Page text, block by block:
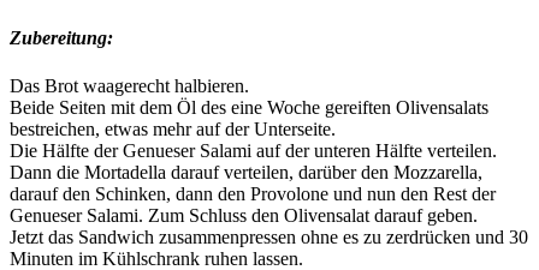
Zubereitung:
Das Brot waagerecht halbieren.
Beide Seiten mit dem Öl des eine Woche gereiften Olivensalats
bestreichen, etwas mehr auf der Unterseite.
Die Hälfte der Genueser Salami auf der unteren Hälfte verteilen.
Dann die Mortadella darauf verteilen, darüber den Mozzarella,
darauf den Schinken, dann den Provolone und nun den Rest der
Genueser Salami. Zum Schluss den Olivensalat darauf geben.
Jetzt das Sandwich zusammenpressen ohne es zu zerdrücken und 30
Minuten im Kühlschrank ruhen lassen.